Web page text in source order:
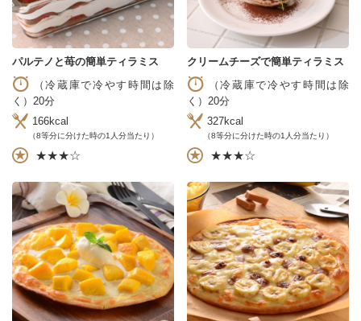
パルテノと苺の簡単ティラミス
（冷蔵庫で冷やす時間は除
く）20分
166kcal
（8等分に分けた時の1人分当たり）
★★★☆
クリームチーズで簡単ティラミス
（冷蔵庫で冷やす時間は除
く）20分
327kcal
（8等分に分けた時の1人分当たり）
★★★☆